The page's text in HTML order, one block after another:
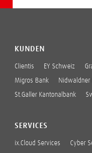
KUNDEN
Clientis EY Schweiz
Migros Bank Nidwaldner
St.Galler Kantonalbank
SERVICES
ix.Cloud Services Cyber